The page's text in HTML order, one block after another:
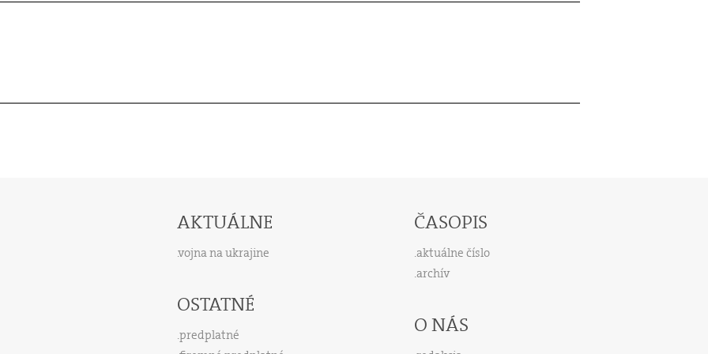
AKTUÁLNE
vojna na ukrajine
OSTATNÉ
predplatné
ČASOPIS
aktuálne číslo
archív
O NÁS